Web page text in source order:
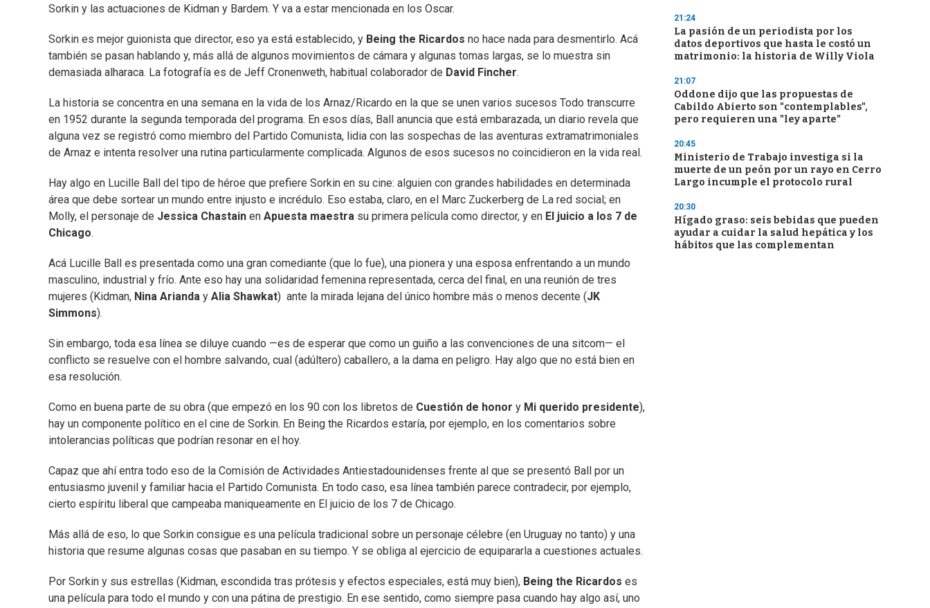
Sorkin y las actuaciones de Kidman y Bardem. Y va a estar mencionada en los Oscar.
Sorkin es mejor guionista que director, eso ya está establecido, y Being the Ricardos no hace nada para desmentirlo. Acá
también se pasan hablando y, más allá de algunos movimientos de cámara y algunas tomas largas, se lo muestra sin
demasiada alharaca. La fotografía es de Jeff Cronenweth, habitual colaborador de David Fincher.
La historia se concentra en una semana en la vida de los Arnaz/Ricardo en la que se unen varios sucesos Todo transcurre
en 1952 durante la segunda temporada del programa. En esos días, Ball anuncia que está embarazada, un diario revela que
alguna vez se registró como miembro del Partido Comunista, lidia con las sospechas de las aventuras extramatrimoniales
de Arnaz e intenta resolver una rutina particularmente complicada. Algunos de esos sucesos no coincidieron en la vida real.
Hay algo en Lucille Ball del tipo de héroe que prefiere Sorkin en su cine: alguien con grandes habilidades en determinada
área que debe sortear un mundo entre injusto e incrédulo. Eso estaba, claro, en el Marc Zuckerberg de La red social; en
Molly, el personaje de Jessica Chastain en Apuesta maestra su primera película como director, y en El juicio a los 7 de
Chicago.
Acá Lucille Ball es presentada como una gran comediante (que lo fue), una pionera y una esposa enfrentando a un mundo
masculino, industrial y frío. Ante eso hay una solidaridad femenina representada, cerca del final, en una reunión de tres
mujeres (Kidman, Nina Arianda y Alia Shawkat) ante la mirada lejana del único hombre más o menos decente (JK
Simmons).
Sin embargo, toda esa línea se diluye cuando —es de esperar que como un guiño a las convenciones de una sitcom— el
conflicto se resuelve con el hombre salvando, cual (adúltero) caballero, a la dama en peligro. Hay algo que no está bien en
esa resolución.
Como en buena parte de su obra (que empezó en los 90 con los libretos de Cuestión de honor y Mi querido presidente),
hay un componente político en el cine de Sorkin. En Being the Ricardos estaría, por ejemplo, en los comentarios sobre
intolerancias políticas que podrían resonar en el hoy.
Capaz que ahí entra todo eso de la Comisión de Actividades Antiestadounidenses frente al que se presentó Ball por un
entusiasmo juvenil y familiar hacia el Partido Comunista. En todo caso, esa línea también parece contradecir, por ejemplo,
cierto espíritu liberal que campeaba maniqueamente en El juicio de los 7 de Chicago.
Más allá de eso, lo que Sorkin consigue es una película tradicional sobre un personaje célebre (en Uruguay no tanto) y una
historia que resume algunas cosas que pasaban en su tiempo. Y se obliga al ejercicio de equipararla a cuestiones actuales.
Por Sorkin y sus estrellas (Kidman, escondida tras prótesis y efectos especiales, está muy bien), Being the Ricardos es
una película para todo el mundo y con una pátina de prestigio. En ese sentido, como siempre pasa cuando hay algo así, uno
21:24
La pasión de un periodista por los
datos deportivos que hasta le costó un
matrimonio: la historia de Willy Viola
21:07
Oddone dijo que las propuestas de
Cabildo Abierto son "contemplables",
pero requieren una "ley aparte"
20:45
Ministerio de Trabajo investiga si la
muerte de un peón por un rayo en Cerro
Largo incumple el protocolo rural
20:30
Hígado graso: seis bebidas que pueden
ayudar a cuidar la salud hepática y los
hábitos que las complementan